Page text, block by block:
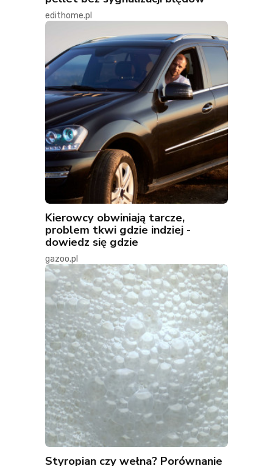
edithome.pl
Kierowcy obwiniają tarcze,
problem tkwi gdzie indziej -
dowiedz się gdzie
gazoo.pl
Styropian czy wełna? Porównanie